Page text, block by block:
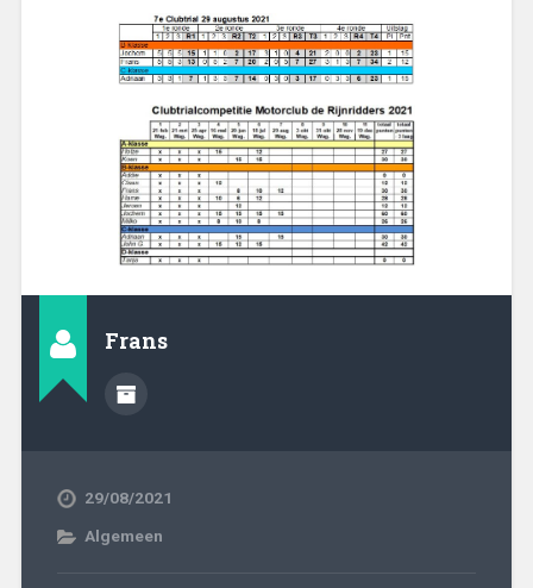
Frans
29/08/2021
Algemeen